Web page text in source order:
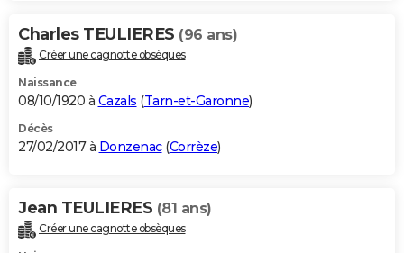
Charles TEULIERES (96 ans)
Créer une cagnotte obsèques
Naissance
08/10/1920 à Cazals (Tarn-et-Garonne)
Décès
27/02/2017 à Donzenac(Corrèze)
Jean TEULIERES (81 ans)
Créer une cagnotte obsèques